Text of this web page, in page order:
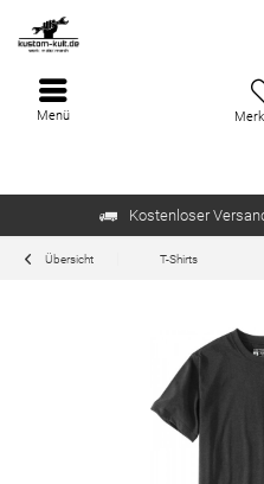
Kostenloser
Menü
Übersicht T-Shirts